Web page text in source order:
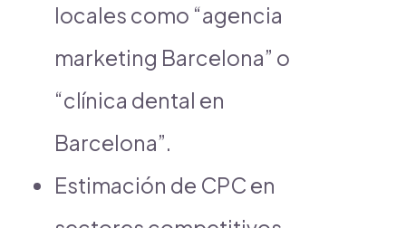
locales como “agencia
marketing Barcelona” o
“clínica dental en
Barcelona”.
Estimación de CPC en